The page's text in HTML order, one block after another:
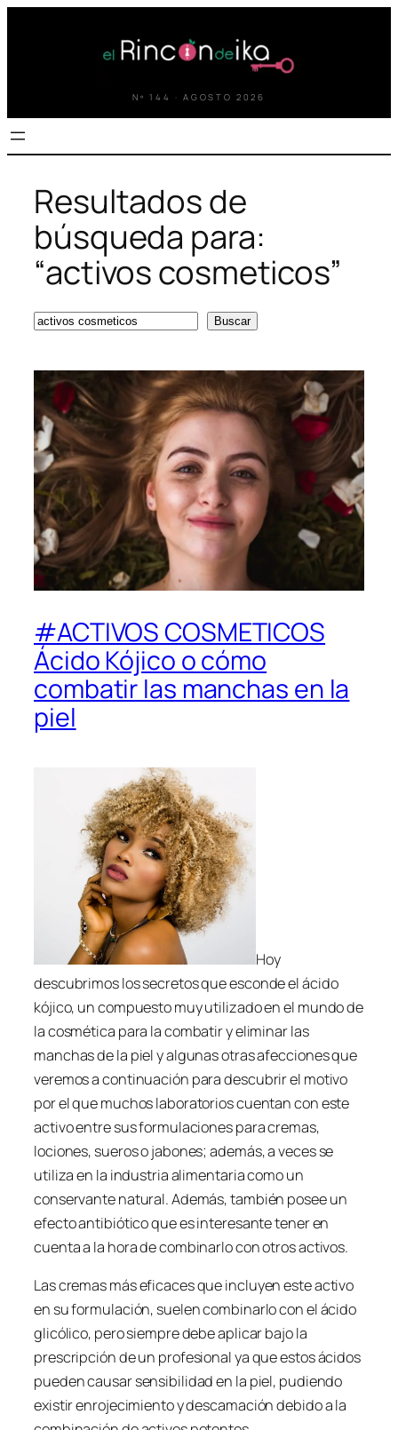
Nº 144 · AGOSTO 2026
Resultados de
búsqueda para:
“activos cosmeticos”
Buscar Buscar
#ACTIVOS COSMETICOS
Ácido Kójico o cómo
combatir las manchas en la
piel
Hoy
descubrimos los secretos que esconde el ácido
kójico, un compuesto muy utilizado en el mundo de
la cosmética para la combatir y eliminar las
manchas de la piel y algunas otras afecciones que
veremos a continuación para descubrir el motivo
por el que muchos laboratorios cuentan con este
activo entre sus formulaciones para cremas,
lociones, sueros o jabones; además, a veces se
utiliza en la industria alimentaria como un
conservante natural. Además, también posee un
efecto antibiótico que es interesante tener en
cuenta a la hora de combinarlo con otros activos.
Las cremas más eficaces que incluyen este activo
en su formulación, suelen combinarlo con el ácido
glicólico, pero siempre debe aplicar bajo la
prescripción de un profesional ya que estos ácidos
pueden causar sensibilidad en la piel, pudiendo
existir enrojecimiento y descamación debido a la